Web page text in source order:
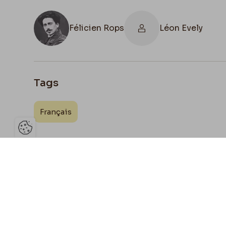
Félicien Rops Léon Evely
Tags
Français
Ouvrir la barre de gestion des